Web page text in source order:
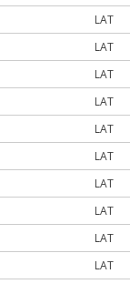
LAT
LAT
LAT
LAT
LAT
LAT
LAT
LAT
LAT
LAT